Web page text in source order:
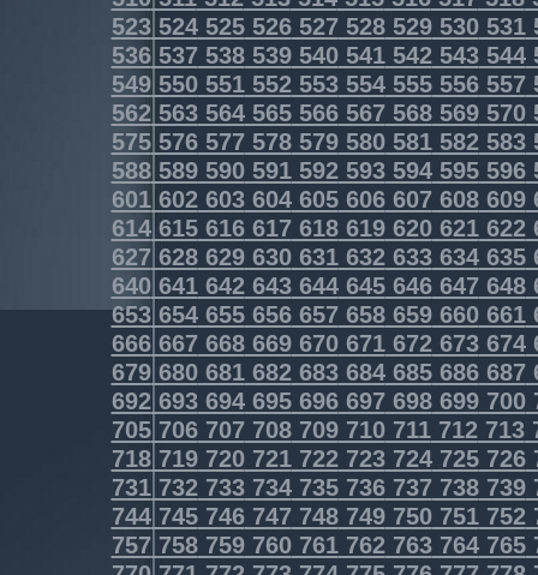
523524525526527528529530531
536537538539540541542543544
549550551552553554555556557
562563564565566567568569570
575576577578579580581582583
588589590591592593594595596
601602603604605606607608609
614615616617618619620621622
627628629630631632633634635
640641642643644645646647648
653654655656657658659660661
666667668669670671672673674
679680681682683684685686687
692693694695696697698699700
705706707708709710711712713
718719720721722723724725726
731732733734735736737738739
744745746747748749750751752
757758759760761762763764765